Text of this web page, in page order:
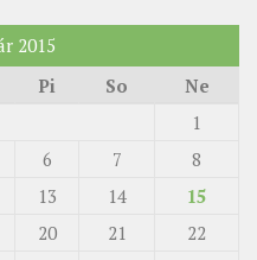
2015
Pi So Ne
1
6 7
8
13 14
15
20 21
22